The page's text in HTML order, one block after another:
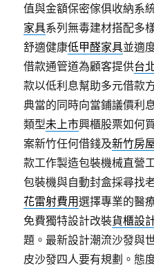
值與金額保密傢俱收納系
家具系列無毒建材搭配多
舒適健康低甲醛家具並適
借款通管道為顧客提供台
款以低利息幫助多元借款
典當的同時向當鋪議價利
類型未上市興櫃股票如何
案新竹任何借錢及新竹房
款工作製造包裝機械直營
包裝機與自動封盒採尋找
花雷射費用選擇專業的醫
免費獨特設計改裝貨櫃設
題。最新設計潮流沙發與
皮沙發四人要有規劃。態